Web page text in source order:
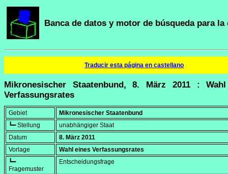
Banca de datos y motor de búsqueda para
Traducir esta página en castellano
Mikronesischer Staatenbund, 8. März 2011 :
Verfassungsrates
Gebiet
Mikronesischer Staatenbund
┗━ Stellung
unabhängiger Staat
Datum
8. März 2011
Vorlage
Wahl eines Verfassungsrates
┗━
Fragemuster
Entscheidungsfrage